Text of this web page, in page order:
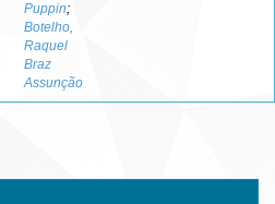
Puppin;
Botelho,
Raquel
Braz
Assunção